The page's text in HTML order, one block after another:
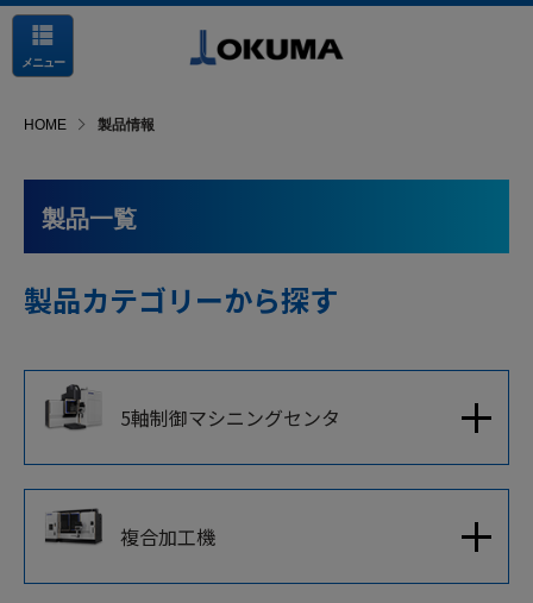
メニュー
HOME 製品情報
製品一覧
製品カテゴリーから探す
5軸制御マシニングセンタ
複合加工機